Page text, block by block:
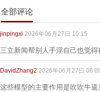
全部评论
jinpingxi 2026年06月27日 10:15
三立新闻帮别人手淫自己也觉得
DavidZhang2 2026年06月27日
这些模型的主要作用是吹吹牛